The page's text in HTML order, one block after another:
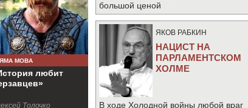
МОВА
любит
Толочко
большой ценой
ЯКОВ РАБКИН
НАЦИСТ НА
ПАРЛАМЕНТСКОМ
ХОЛМЕ
В ходе Холодной войны любой враг